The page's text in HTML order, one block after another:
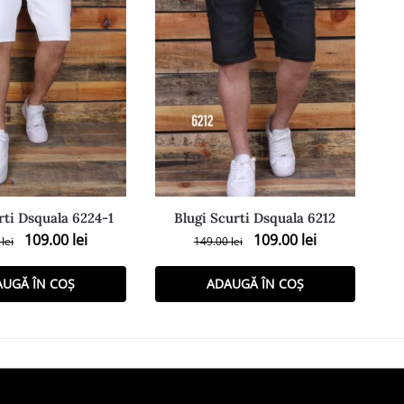
Dsquala 6224-1
lei 109.00 lei
ÎN COȘ
Blugi Scurti Dsquala 6212
149.00lei 109.00 lei
ADAUGĂ ÎN COȘ